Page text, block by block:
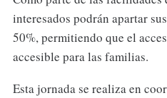
interesados podrán apartar
50%, permitiendo que el
accesible para las familias.
Esta jornada se realiza en